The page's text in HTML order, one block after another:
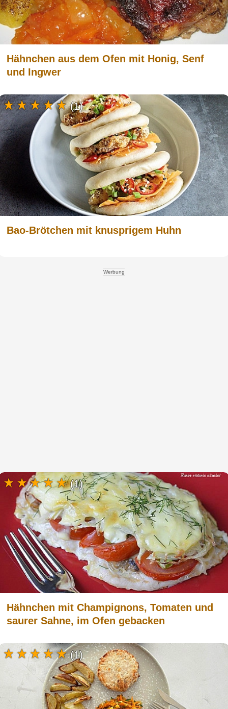
Hähnchen aus dem Ofen mit Honig, Senf
und Ingwer
Bao-Brötchen mit knusprigem Huhn
(1)
Werbung
Hähnchen mit Champignons, Tomaten und
saurer Sahne, im Ofen gebacken
(1)
(1)